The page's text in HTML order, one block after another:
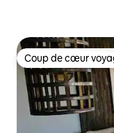
Coup de cœur
Coup de cœur